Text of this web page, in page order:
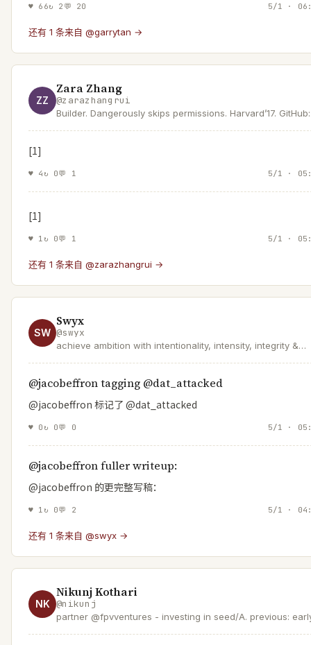
♥ 66↻ 2 💬 20 5/1 ·
还有 1 条来自 @garrytan →
ZZ
Zara Zhang
@zarazhangrui
Builder. Dangerously skips permissions. Harvard’17. GitHub:
[1]
♥ 4↻ 0💬 1 5/1 ·
[1]
♥ 1↻ 0💬 1 5/1 ·
还有 1 条来自 @zarazhangrui →
SW
Swyx
@swyx
achieve ambition with intentionality, intensity, integrity &
@jacobeffron tagging @dat_attacked
@jacobeffron 标记了 @dat_attacked
♥ 0↻ 0💬 0 5/1 ·
@jacobeffron fuller writeup:
@jacobeffron 的更完整写稿：
♥ 1↻ 0💬 2 5/1 ·
还有 1 条来自 @swyx →
NK
Nikunj Kothari
@nikunj
partner @fpvventures - investing in seed/A. previous: